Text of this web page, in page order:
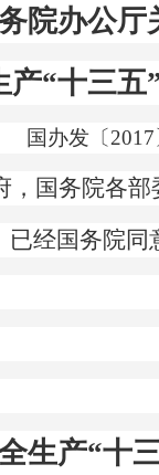
院办公厅
产“十三五
国办发〔2017
国务院各
已经国务院
生产“十